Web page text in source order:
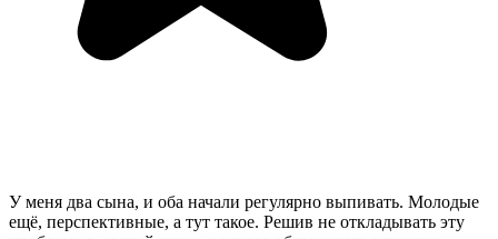
У меня два сына, и оба начали регулярно выпивать. Молодые
ещё, перспективные, а тут такое. Решив не откладывать эту